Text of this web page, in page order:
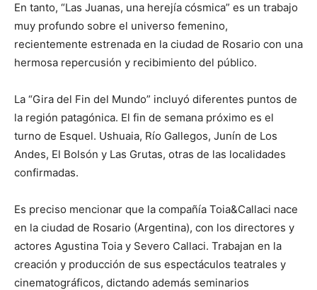
En tanto, “Las Juanas, una herejía cósmica” es un trabajo
muy profundo sobre el universo femenino,
recientemente estrenada en la ciudad de Rosario con una
hermosa repercusión y recibimiento del público.
La “Gira del Fin del Mundo” incluyó diferentes puntos de
la región patagónica. El fin de semana próximo es el
turno de Esquel. Ushuaia, Río Gallegos, Junín de Los
Andes, El Bolsón y Las Grutas, otras de las localidades
confirmadas.
Es preciso mencionar que la compañía Toia&Callaci nace
en la ciudad de Rosario (Argentina), con los directores y
actores Agustina Toia y Severo Callaci. Trabajan en la
creación y producción de sus espectáculos teatrales y
cinematográficos, dictando además seminarios